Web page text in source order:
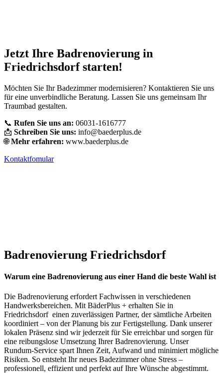
Jetzt Ihre Badrenovierung in
Friedrichsdorf starten!
Möchten Sie Ihr Badezimmer modernisieren? Kontaktieren Sie uns
für eine unverbindliche Beratung. Lassen Sie uns gemeinsam Ihr
Traumbad gestalten.
📞 Rufen Sie uns an: 06031-1616777
📩 Schreiben Sie uns: info@baederplus.de
🌐Mehr erfahren: www.baederplus.de
Kontaktfomular
Badrenovierung Friedrichsdorf
Warum eine Badrenovierung aus einer Hand die beste Wahl ist
Die Badrenovierung erfordert Fachwissen in verschiedenen
Handwerksbereichen. Mit BäderPlus + erhalten Sie in
Friedrichsdorf einen zuverlässigen Partner, der sämtliche Arbeiten
koordiniert – von der Planung bis zur Fertigstellung. Dank unserer
lokalen Präsenz sind wir jederzeit für Sie erreichbar und sorgen für
eine reibungslose Umsetzung Ihrer Badrenovierung. Unser
Rundum-Service spart Ihnen Zeit, Aufwand und minimiert mögliche
Risiken. So entsteht Ihr neues Badezimmer ohne Stress –
professionell, effizient und perfekt auf Ihre Wünsche abgestimmt.